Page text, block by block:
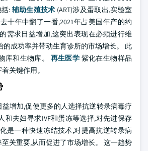
: 辅助生殖技术 (ART)涉及蛋取出,实验室
十年中翻了一番,2021年占美国年产的约
需求日益增加,这突出表现在必须进行维
的成功率并带动生育诊所的市场增长。 此
库和生物库。 再生医学 紫化在生物样品
关键作用。
增加,促使更多的人选择抗逆转录病毒疗
和夫妇寻求IVF和蛋冻等选择,对先进保存
是一种快速冻结技术,对提高抗逆转录病
关重要,从而促进了市场增长。 这一趋势